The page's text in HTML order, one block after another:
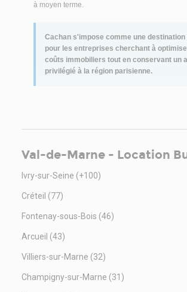
à moyen terme.
Cachan s'impose comme une destination
pour les entreprises cherchant à
coûts immobiliers tout en conservant un
privilégié à la région parisienne.
Val-de-Marne - Location
Ivry-sur-Seine (+100)
Créteil (77)
Fontenay-sous-Bois (46)
Arcueil (43)
Villiers-sur-Marne (32)
Champigny-sur-Marne (31)